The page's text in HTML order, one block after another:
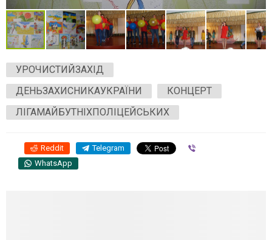
УРОЧИСТИЙЗАХІД
ДЕНЬЗАХИСНИКАУКРАЇНИ
КОНЦЕРТ
ЛІГАМАЙБУТНІХПОЛІЦЕЙСЬКИХ
Reddit Telegram
WhatsApp